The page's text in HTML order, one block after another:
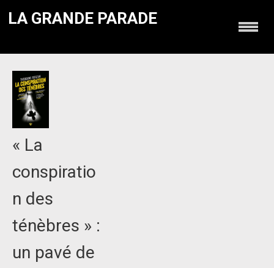
LA GRANDE PARADE
« La
conspiratio
n des
ténèbres » :
un pavé de